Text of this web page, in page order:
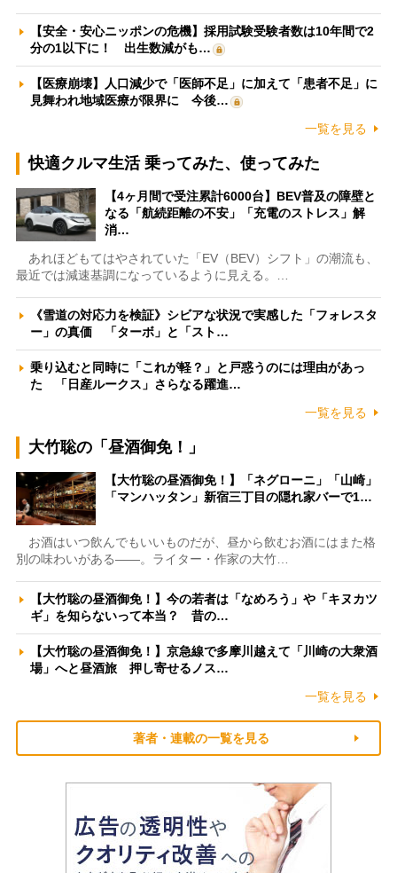
【安全・安心ニッポンの危機】採用試験受験者数は10年間で2
分の1以下に！ 出生数減がも…
【医療崩壊】人口減少で「医師不足」に加えて「患者不足」に
見舞われ地域医療が限界に 今後…
一覧を見る
快適クルマ生活 乗ってみた、使ってみた
【4ヶ月間で受注累計6000台】BEV普及の障壁と
なる「航続距離の不安」「充電のストレス」解
消…
あれほどもてはやされていた「EV（BEV）シフト」の潮流も、
最近では減速基調になっているように見える。…
《雪道の対応力を検証》シビアな状況で実感した「フォレスタ
ー」の真価 「ターボ」と「スト…
乗り込むと同時に「これが軽？」と戸惑うのには理由があっ
た 「日産ルークス」さらなる躍進…
一覧を見る
大竹聡の「昼酒御免！」
【大竹聡の昼酒御免！】「ネグローニ」「山崎」
「マンハッタン」新宿三丁目の隠れ家バーで1…
お酒はいつ飲んでもいいものだが、昼から飲むお酒にはまた格
別の味わいがある――。ライター・作家の大竹…
【大竹聡の昼酒御免！】今の若者は「なめろう」や「キヌカツ
ギ」を知らないって本当？ 昔の…
【大竹聡の昼酒御免！】京急線で多摩川越えて「川崎の大衆酒
場」へと昼酒旅 押し寄せるノス…
一覧を見る
著者・連載の一覧を見る